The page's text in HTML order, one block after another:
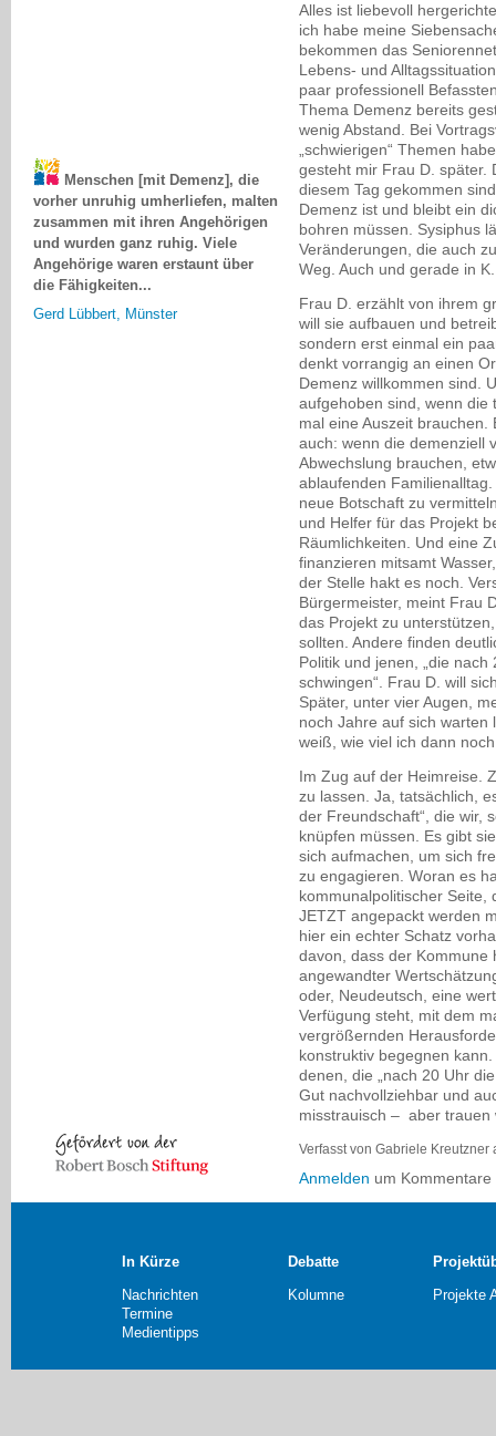
Alles ist liebevoll
ich habe meine
bekommen das
Lebens- und
paar professionell
Thema Demenz bereits
wenig Abstand. Bei
„schwierigen“ Themen
gesteht mir Frau D. später.
diesem Tag gekommen
Demenz ist und bleibt ein
bohren müssen. Sysiphus
Veränderungen, die auch
Weg. Auch und gerade in K.
Frau D. erzählt von ihrem
will sie aufbauen und
sondern erst einmal ein
denkt vorrangig an einen
Demenz willkommen sind.
aufgehoben sind, wenn die
mal eine Auszeit
auch: wenn die demenziell
Abwechslung brauchen,
ablaufenden
neue Botschaft zu
und Helfer für das Projekt
Räumlichkeiten. Und eine
finanzieren mitsamt
der Stelle hakt es noch.
Bürgermeister, meint Frau
das Projekt zu
sollten. Andere finden
Politik und jenen, „die
schwingen“. Frau D. will
Später, unter vier Augen,
noch Jahre auf sich warten
weiß, wie viel ich dann
Im Zug auf der Heimreise.
zu lassen. Ja, tatsächlich,
der Freundschaft“, die wir,
knüpfen müssen. Es gibt
sich aufmachen, um sich
zu engagieren. Woran es
kommunalpolitischer Seite,
JETZT angepackt werden
hier ein echter Schatz
davon, dass der Kommune
angewandter
oder, Neudeutsch, eine
Verfügung steht, mit dem
vergrößernden
konstruktiv begegnen
denen, die „nach 20 Uhr
Gut nachvollziehbar und
misstrauisch – aber trauen
Verfasst von Gabriele Kreutzner
Anmelden um
vorher unruhig umherliefen, malten
zusammen mit ihren Angehörigen
und wurden ganz ruhig. Viele
Angehörige waren erstaunt über
die Fähigkeiten...
Gerd Lübbert, Münster
In Kürze
Nachrichten
Termine
Medientipps
Debatte
Kolumne
Projekte